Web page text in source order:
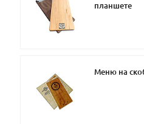
планшете
Меню на